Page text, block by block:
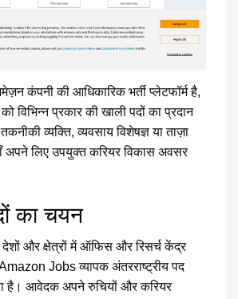
कंपनी की आधिकारिक भर्ती प्लेटफॉर्म है,
विभिन्न प्रकार की खाली पदों का प्रदान
व्यक्ति, व्यवसाय विशेषज्ञ या ताज़ा
अपने लिए उपयुक्त करियर विकास अवसर
का चयन
और क्षेत्रों में ऑफिस और रिसर्च केंद्र
Jobs व्यापक अंतरराष्ट्रीय पद
है। आवेदक अपने रुचियों और करियर